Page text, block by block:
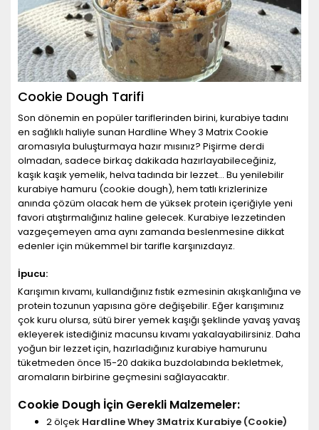
Cookie Dough Tarifi
Son dönemin en popüler tariflerinden birini, kurabiye tadını
en sağlıklı haliyle sunan Hardline Whey 3 Matrix Cookie
aromasıyla buluşturmaya hazır mısınız? Pişirme derdi
olmadan, sadece birkaç dakikada hazırlayabileceğiniz,
kaşık kaşık yemelik, helva tadında bir lezzet... Bu yenilebilir
kurabiye hamuru (cookie dough), hem tatlı krizlerinize
anında çözüm olacak hem de yüksek protein içeriğiyle yeni
favori atıştırmalığınız haline gelecek. Kurabiye lezzetinden
vazgeçemeyen ama aynı zamanda beslenmesine dikkat
edenler için mükemmel bir tarifle karşınızdayız.
İpucu:
Karışımın kıvamı, kullandığınız fıstık ezmesinin akışkanlığına ve
protein tozunun yapısına göre değişebilir. Eğer karışımınız
çok kuru olursa, sütü birer yemek kaşığı şeklinde yavaş yavaş
ekleyerek istediğiniz macunsu kıvamı yakalayabilirsiniz. Daha
yoğun bir lezzet için, hazırladığınız kurabiye hamurunu
tüketmeden önce 15-20 dakika buzdolabında bekletmek,
aromaların birbirine geçmesini sağlayacaktır.
Cookie Dough İçin Gerekli Malzemeler:
2 ölçek Hardline Whey 3Matrix Kurabiye (Cookie)